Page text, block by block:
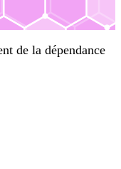
de la dépendance